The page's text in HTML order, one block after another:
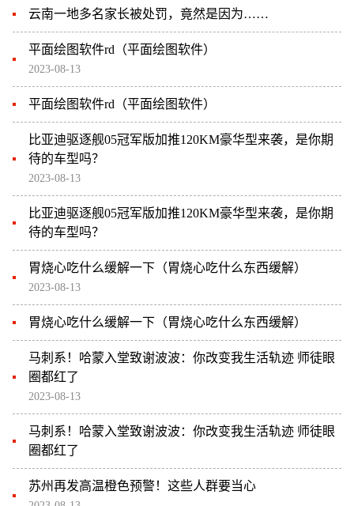
云南一地多名家长被处罚，竟然是因为……
平面绘图软件rd（平面绘图软件）
2023-08-13
平面绘图软件rd（平面绘图软件）
比亚迪驱逐舰05冠军版加推120KM豪华型来袭，是你期
待的车型吗？
2023-08-13
比亚迪驱逐舰05冠军版加推120KM豪华型来袭，是你期
待的车型吗？
胃烧心吃什么缓解一下（胃烧心吃什么东西缓解）
2023-08-13
胃烧心吃什么缓解一下（胃烧心吃什么东西缓解）
马刺系！哈蒙入堂致谢波波：你改变我生活轨迹 师徒眼
圈都红了
2023-08-13
马刺系！哈蒙入堂致谢波波：你改变我生活轨迹 师徒眼
圈都红了
苏州再发高温橙色预警！这些人群要当心